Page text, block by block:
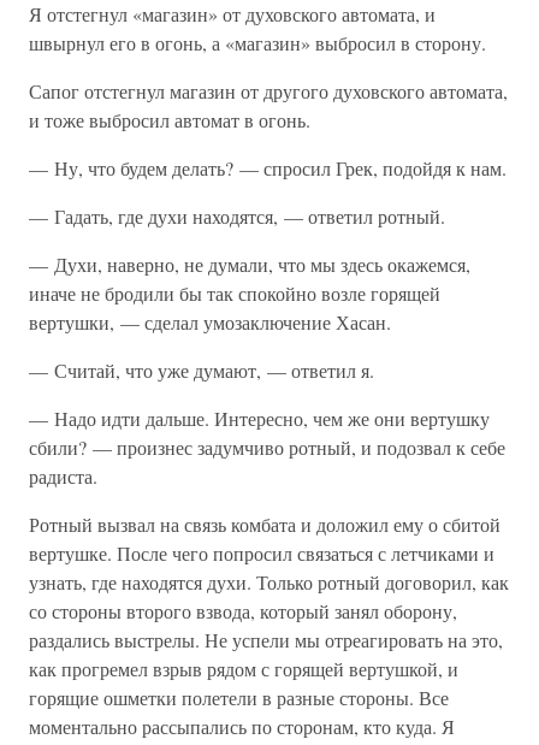
Я отстегнул «магазин» от духовского автомата, и
швырнул его в огонь, а «магазин» выбросил в сторону.
Сапог отстегнул магазин от другого духовского автомата,
и тоже выбросил автомат в огонь.
— Ну, что будем делать? — спросил Грек, подойдя к нам.
— Гадать, где духи находятся, — ответил ротный.
— Духи, наверно, не думали, что мы здесь окажемся,
иначе не бродили бы так спокойно возле горящей
вертушки, — сделал умозаключение Хасан.
— Считай, что уже думают, — ответил я.
— Надо идти дальше. Интересно, чем же они вертушку
сбили? — произнес задумчиво ротный, и подозвал к себе
радиста.
Ротный вызвал на связь комбата и доложил ему о сбитой
вертушке. После чего попросил связаться с летчиками и
узнать, где находятся духи. Только ротный договорил, как
со стороны второго взвода, который занял оборону,
раздались выстрелы. Не успели мы отреагировать на это,
как прогремел взрыв рядом с горящей вертушкой, и
горящие ошметки полетели в разные стороны. Все
моментально рассыпались по сторонам, кто куда. Я